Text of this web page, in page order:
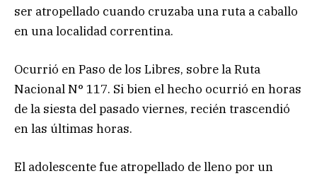
ser atropellado cuando cruzaba una ruta a caballo
en una localidad correntina.
Ocurrió en Paso de los Libres, sobre la Ruta
Nacional N° 117. Si bien el hecho ocurrió en horas
de la siesta del pasado viernes, recién trascendió
en las últimas horas.
El adolescente fue atropellado de lleno por un